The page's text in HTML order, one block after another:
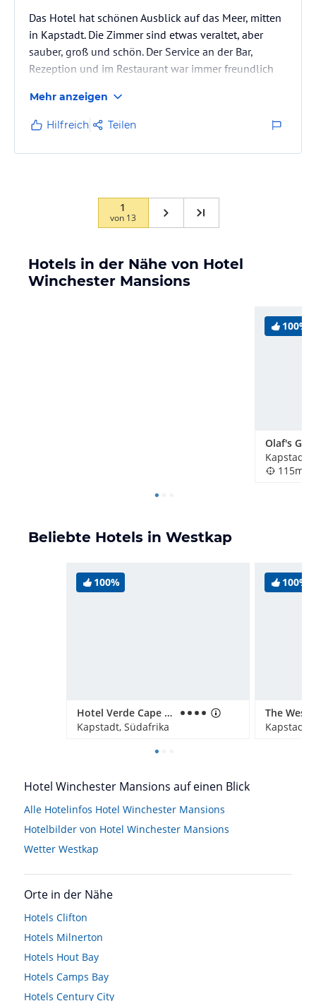
Das Hotel hat schönen Ausblick auf das Meer, mitten
in Kapstadt. Die Zimmer sind etwas veraltet, aber
sauber, groß und schön. Der Service an der Bar,
Rezeption und im Restaurant war immer freundlich
für 3 Tage ausreichend Auswahl.
Mehr anzeigen
Hilfreich Teilen
1
von 13
Hotels in der Nähe von Hotel
Winchester Mansions
100%
Olaf's
Kapstadt,
115m
Beliebte Hotels in Westkap
100%
Hotel Verde Cape Town Airport
Kapstadt, Südafrika
100%
Kapstadt,
Hotel Winchester Mansions auf einen Blick
Alle Hotelinfos Hotel Winchester Mansions
Hotelbilder von Hotel Winchester Mansions
Wetter Westkap
Orte in der Nähe
Hotels Clifton
Hotels Milnerton
Hotels Hout Bay
Hotels Camps Bay
Hotels Century City